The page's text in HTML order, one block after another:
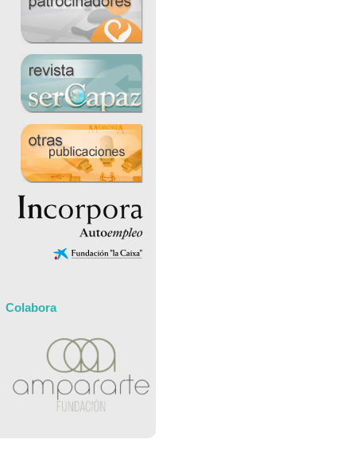
Colabora